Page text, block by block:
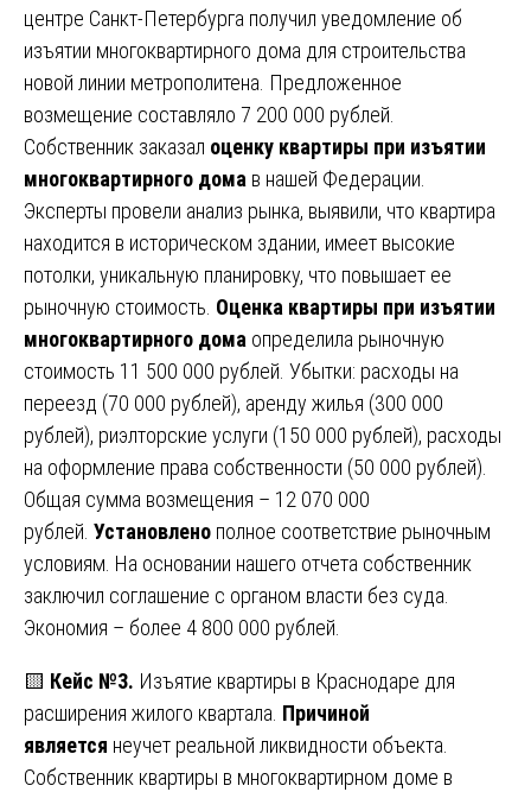
центре Санкт-Петербурга получил уведомление об
изъятии многоквартирного дома для строительства
новой линии метрополитена. Предложенное
возмещение составляло 7 200 000 рублей.
Собственник заказал оценку квартиры при изъятии
многоквартирного дома в нашей Федерации.
Эксперты провели анализ рынка, выявили, что квартира
находится в историческом здании, имеет высокие
потолки, уникальную планировку, что повышает ее
рыночную стоимость. Оценка квартиры при изъятии
многоквартирного дома определила рыночную
стоимость 11 500 000 рублей. Убытки: расходы на
переезд (70 000 рублей), аренду жилья (300 000
рублей), риэлторские услуги (150 000 рублей), расходы
на оформление права собственности (50 000 рублей).
Общая сумма возмещения – 12 070 000
рублей. Установлено полное соответствие рыночным
условиям. На основании нашего отчета собственник
заключил соглашение с органом власти без суда.
Экономия – более 4 800 000 рублей.
🟨 Кейс №3. Изъятие квартиры в Краснодаре для
расширения жилого квартала. Причиной
является неучет реальной ликвидности объекта.
Собственник квартиры в многоквартирном доме в